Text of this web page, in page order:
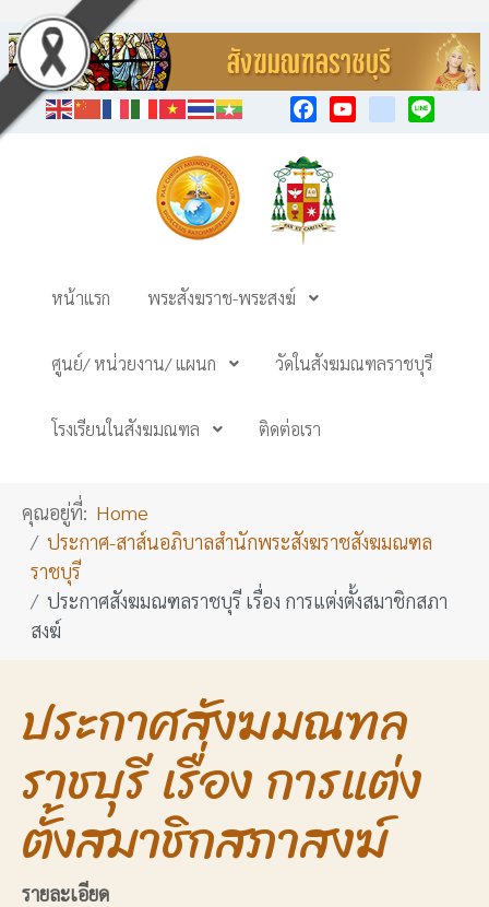
หน้าแรก พระสังฆราช-พระสงฆ์
ศูนย์/ หน่วยงาน/ แผนก วัดในสังฆมณฑลราชบุรี
โรงเรียนในสังฆมณฑล ติดต่อเรา
คุณอยู่ที่: Home
ประกาศ-สาส์นอภิบาลสำนักพระสังฆราชสังฆมณฑล
ราชบุรี
ประกาศสังฆมณฑลราชบุรี เรื่อง การแต่งตั้งสมาชิกสภา
สงฆ์
ประกาศสังฆมณฑล
ราชบุรี เรื่อง การแต่ง
ตั้งสมาชิกสภาสงฆ์
รายละเอียด